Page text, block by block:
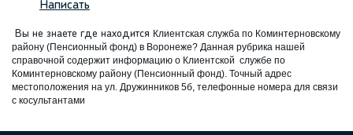
Написать
Вы не знаете где находится Клиентская служба по Коминтерновскому
району (Пенсионный фонд) в Воронеже? Данная рубрика нашей
справочной содержит информацию о Клиентской службе по
Коминтерновскому району (Пенсионный фонд). Точный адрес
местоположения на ул. Дружинников 5б, телефонные номера для связи
с косультантами